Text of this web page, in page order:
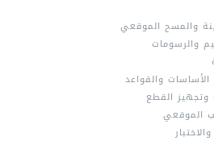
والرسومات